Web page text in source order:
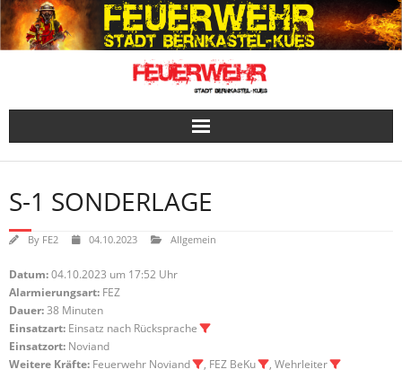
Skip
to
content
S-1 SONDERLAGE
By FE2 04.10.2023 Allgemein
Datum:04.10.2023 um 17:52 Uhr
Alarmierungsart: FEZ
Dauer:38 Minuten
Einsatzart: Einsatz nach Rücksprache
Einsatzort: Noviand
Weitere Kräfte: Feuerwehr Noviand , FEZ BeKu , Wehrleiter